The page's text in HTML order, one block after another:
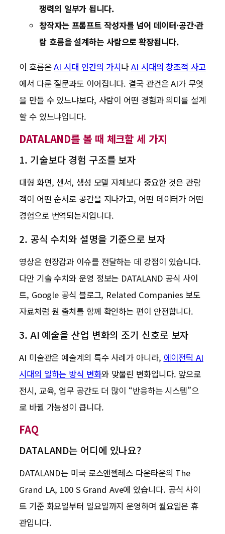
쟁력의 일부가 됩니다.
창작자는 프롬프트 작성자를 넘어 데이터·공간·관
람 흐름을 설계하는 사람으로 확장됩니다.
이 흐름은AI 시대 인간의 가치나AI 시대의 창조적 사고
에서 다룬 질문과도 이어집니다. 결국 관건은 AI가 무엇
을 만들 수 있느냐보다, 사람이 어떤 경험과 의미를 설계
할 수 있느냐입니다.
DATALAND를 볼 때 체크할 세 가지
1. 기술보다 경험 구조를 보자
대형 화면, 센서, 생성 모델 자체보다 중요한 것은 관람
객이 어떤 순서로 공간을 지나가고, 어떤 데이터가 어떤
경험으로 번역되는지입니다.
2. 공식 수치와 설명을 기준으로 보자
영상은 현장감과 이슈를 전달하는 데 강점이 있습니다.
다만 기술 수치와 운영 정보는 DATALAND 공식 사이
트, Google 공식 블로그, Related Companies 보도
자료처럼 원 출처를 함께 확인하는 편이 안전합니다.
3. AI 예술을 산업 변화의 조기 신호로 보자
AI 미술관은 예술계의 특수 사례가 아니라, 에이전틱 AI
시대의 일하는 방식 변화와 맞물린 변화입니다. 앞으로
전시, 교육, 업무 공간도 더 많이 “반응하는 시스템”으
로 바뀔 가능성이 큽니다.
FAQ
DATALAND는 어디에 있나요?
DATALAND는 미국 로스앤젤레스 다운타운의 The
Grand LA, 100 S Grand Ave에 있습니다. 공식 사이
트 기준 화요일부터 일요일까지 운영하며 월요일은 휴
관입니다.